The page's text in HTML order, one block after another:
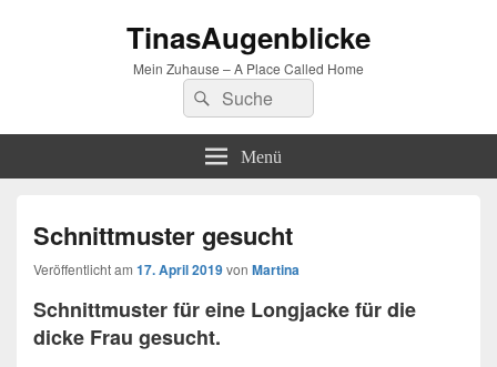
TinasAugenblicke
Mein Zuhause – A Place Called Home
Suchen
nach:
Suchen
Menü
Schnittmuster gesucht
Veröffentlicht am 17. April 2019von Martina
Schnittmuster für eine Longjacke für die
dicke Frau gesucht.